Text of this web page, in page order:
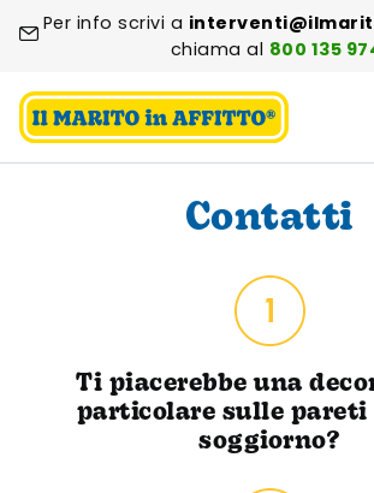
Per info scrivi a
chiama al 800 135
Contatti
Ti piacerebbe una
particolare sulle pareti
soggiorno?